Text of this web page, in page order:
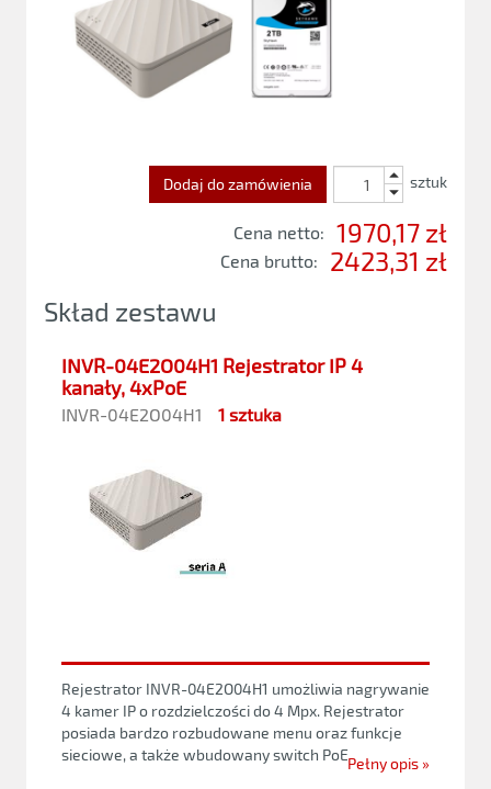
Dodaj do zamówienia sztuk
Cena netto: 1970,17 zł
Cena brutto:
2423,31 zł
Skład zestawu
INVR-04E2O04H1 Rejestrator IP 4
kanały, 4xPoE
INVR-04E2O04H1 1 sztuka
Rejestrator INVR-04E2O04H1 umożliwia nagrywanie
4 kamer IP o rozdzielczości do 4 Mpx. Rejestrator
posiada bardzo rozbudowane menu oraz funkcje
sieciowe, a także wbudowany switch PoE.Pełny opis »